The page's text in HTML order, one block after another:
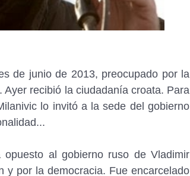
de junio de 2013, preocupado por la
recibió la ciudadanía croata. Para
lo invitó a la sede del gobierno
al gobierno ruso de Vladimir
y por la democracia. Fue encarcelado